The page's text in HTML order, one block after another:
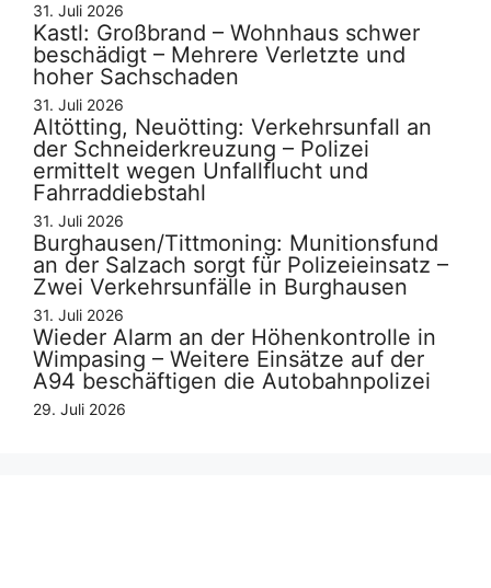
31. Juli 2026
Kastl: Großbrand – Wohnhaus schwer
beschädigt – Mehrere Verletzte und
hoher Sachschaden
31. Juli 2026
Altötting, Neuötting: Verkehrsunfall an
der Schneiderkreuzung – Polizei
ermittelt wegen Unfallflucht und
Fahrraddiebstahl
31. Juli 2026
Burghausen/Tittmoning: Munitionsfund
an der Salzach sorgt für Polizeieinsatz –
Zwei Verkehrsunfälle in Burghausen
31. Juli 2026
Wieder Alarm an der Höhenkontrolle in
Wimpasing – Weitere Einsätze auf der
A94 beschäftigen die Autobahnpolizei
29. Juli 2026